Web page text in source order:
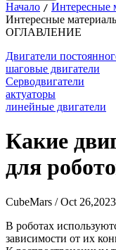
Начало / Интересные
Интересные
ОГЛАВЛЕНИЕ
Двигатели
шаговые двигатели
Серводвигатели
актуаторы
линейные двигатели
Какие
для
CubeMars / Oct 26,2023
В роботах
зависимости от их